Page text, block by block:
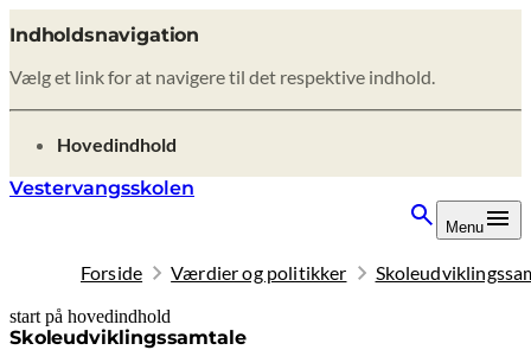
Indholdsnavigation
Vælg et link for at navigere til det respektive indhold.
gå til
Hovedindhold
Vestervangsskolen
Menu
Forside Værdier og politikker
start på hovedindhold
Skoleudviklingssamtale
senest opdateret 9. februar 2026